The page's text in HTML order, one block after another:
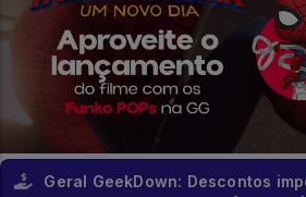
Geral GeekDown: Descontos